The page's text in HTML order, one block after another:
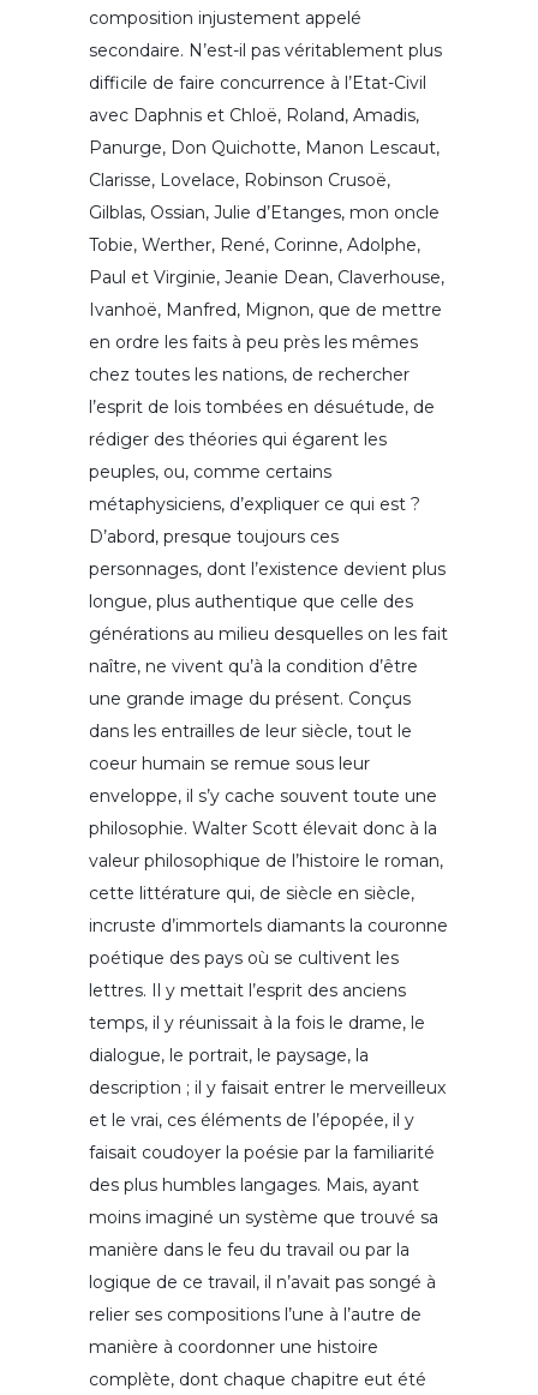
composition injustement appelé
secondaire. N’est-il pas véritablement plus
difficile de faire concurrence à l’Etat-Civil
avec Daphnis et Chloë, Roland, Amadis,
Panurge, Don Quichotte, Manon Lescaut,
Clarisse, Lovelace, Robinson Crusoë,
Gilblas, Ossian, Julie d’Etanges, mon oncle
Tobie, Werther, René, Corinne, Adolphe,
Paul et Virginie, Jeanie Dean, Claverhouse,
Ivanhoë, Manfred, Mignon, que de mettre
en ordre les faits à peu près les mêmes
chez toutes les nations, de rechercher
l’esprit de lois tombées en désuétude, de
rédiger des théories qui égarent les
peuples, ou, comme certains
métaphysiciens, d’expliquer ce qui est ?
D’abord, presque toujours ces
personnages, dont l’existence devient plus
longue, plus authentique que celle des
générations au milieu desquelles on les fait
naître, ne vivent qu’à la condition d’être
une grande image du présent. Conçus
dans les entrailles de leur siècle, tout le
coeur humain se remue sous leur
enveloppe, il s’y cache souvent toute une
philosophie. Walter Scott élevait donc à la
valeur philosophique de l’histoire le roman,
cette littérature qui, de siècle en siècle,
incruste d’immortels diamants la couronne
poétique des pays où se cultivent les
lettres. Il y mettait l’esprit des anciens
temps, il y réunissait à la fois le drame, le
dialogue, le portrait, le paysage, la
description ; il y faisait entrer le merveilleux
et le vrai, ces éléments de l’épopée, il y
faisait coudoyer la poésie par la familiarité
des plus humbles langages. Mais, ayant
moins imaginé un système que trouvé sa
manière dans le feu du travail ou par la
logique de ce travail, il n’avait pas songé à
relier ses compositions l’une à l’autre de
manière à coordonner une histoire
complète, dont chaque chapitre eut été